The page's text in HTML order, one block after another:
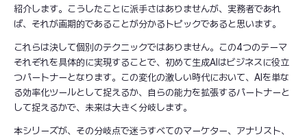
紹介します。こうしたことに派手さはありませんが、実務者であれ
ば、それが画期的であることが分かるトピックであると思います。
これらは決して個別のテクニックではありません。この4つのテーマ
それぞれを具体的に実現することで、初めて生成AIはビジネスに役立
つパートナーとなります。この変化の激しい時代において、AIを単な
る効率化ツールとして捉えるか、自らの能力を拡張するパートナーと
して捉えるかで、未来は大きく分岐します。
本シリーズが、その分岐点で迷うすべてのマーケター、アナリスト、